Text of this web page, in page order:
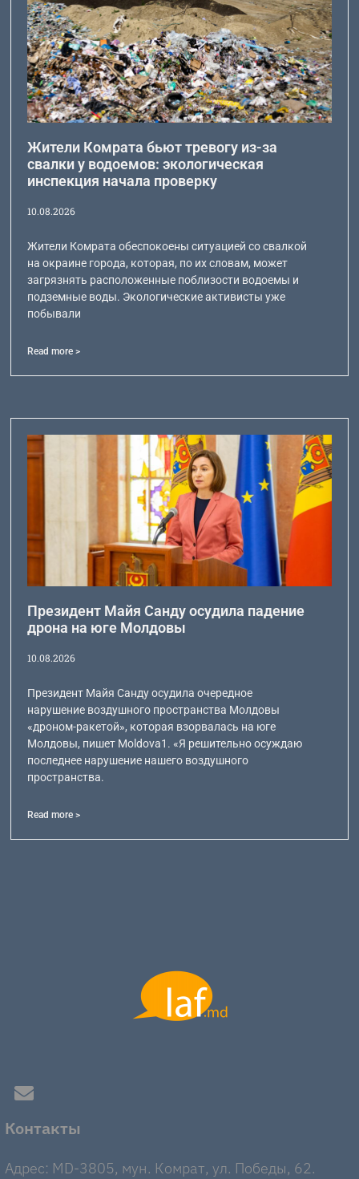
Жители Комрата бьют тревогу из-за
свалки у водоемов: экологическая
инспекция начала проверку
10.08.2026
Жители Комрата обеспокоены ситуацией со свалкой
на окраине города, которая, по их словам, может
загрязнять расположенные поблизости водоемы и
подземные воды. Экологические активисты уже
побывали
Read more >
Президент Майя Санду осудила падение
дрона на юге Молдовы
10.08.2026
Президент Майя Санду осудила очередное
нарушение воздушного пространства Молдовы
«дроном-ракетой», которая взорвалась на юге
Молдовы, пишет Moldova1. «Я решительно осуждаю
последнее нарушение нашего воздушного
пространства.
Read more >
Контакты
Адрес: MD-3805, мун. Комрат, ул. Победы, 62.